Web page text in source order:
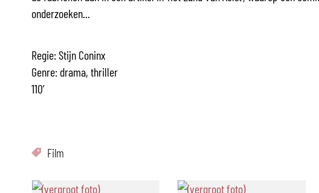
onderzoeken...
Regie: Stijn Coninx
Genre: drama, thriller
110’
Film